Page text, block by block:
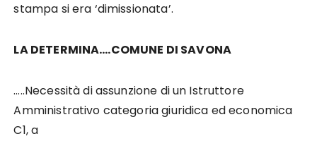
stampa si era ‘dimissionata’.
LA DETERMINA….COMUNE DI SAVONA
…..Necessità di assunzione di un Istruttore
Amministrativo categoria giuridica ed economica
C1, a